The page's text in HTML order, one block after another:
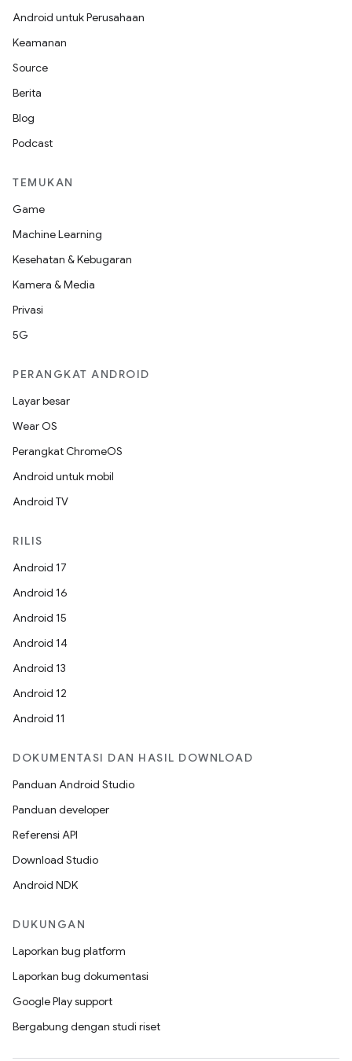
Android untuk Perusahaan
Keamanan
Source
Berita
Blog
Podcast
TEMUKAN
Game
Machine Learning
Kesehatan & Kebugaran
Kamera & Media
Privasi
5G
PERANGKAT ANDROID
Layar besar
Wear OS
Perangkat ChromeOS
Android untuk mobil
Android TV
RILIS
Android 17
Android 16
Android 15
Android 14
Android 13
Android 12
Android 11
DOKUMENTASI DAN HASIL DOWNLOAD
Panduan Android Studio
Panduan developer
Referensi API
Download Studio
Android NDK
DUKUNGAN
Laporkan bug platform
Laporkan bug dokumentasi
Google Play support
Bergabung dengan studi riset